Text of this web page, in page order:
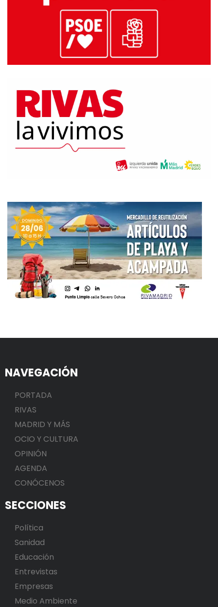
NAVEGACIÓN
PORTADA
RIVAS
MADRID Y MÁS
OCIO Y CULTURA
OPINIÓN
AGENDA
CONÓCENOS
SECCIONES
Política
Sanidad
Educación
Entrevistas
Empresas
Medio Ambiente